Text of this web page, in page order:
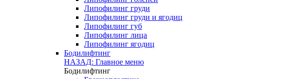
Липофилинг груди
Липофилинг груди и ягодиц
Липофилинг губ
Липофилинг лица
Липофилинг ягодиц
Бодилифтинг
НАЗАД: Главное меню
Бодилифтинг